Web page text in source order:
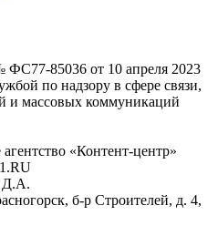
85036 от 10 апреля 2023
по надзору в сфере связи,
и массовых коммуникаций
«Контент-центр»
Д.А.
б-р Строителей, д. 4,